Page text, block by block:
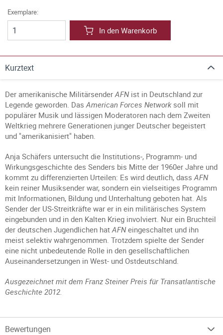
Exemplare:
In den Warenkorb
Kurztext
Der amerikanische MilitärsenderAFNist in Deutschland zur
Legende geworden. DasAmerican Forces Networksoll mit
populärer Musik und lässigen Moderatoren nach dem Zweiten
Weltkrieg mehrere Generationen junger Deutscher begeistert
und "amerikanisiert" haben.
Anja Schäfers untersucht die Institutions-, Programm- und
Wirkungsgeschichte des Senders bis Mitte der 1960er Jahre und
kommt zu differenzierten Urteilen: Es wird deutlich, dassAFN
kein reiner Musiksender war, sondern ein vielseitiges Programm
mit Informationen, Bildung und Unterhaltung geboten hat. Als
Sender der US-Streitkräfte war er in ein militärisches System
eingebunden und in den Kalten Krieg involviert. Nur ein Bruchteil
der deutschen Jugendlichen hatAFNeingeschaltet und ihn
meist selektiv wahrgenommen. Trotzdem spielte der Sender
eine nicht unbedeutende Rolle in den gesellschaftlichen
Auseinandersetzungen in West- und Ostdeutschland.
Ausgezeichnet mit dem Franz Steiner Preis für Transatlantische
Geschichte 2012.
Bewertungen